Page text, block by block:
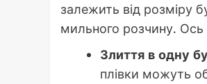
залежить від розміру
мильного розчину. Ось
Злиття в одну
плівки можуть